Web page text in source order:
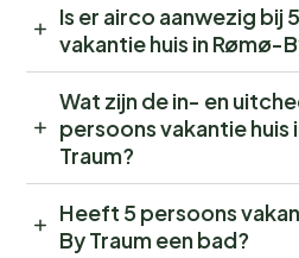
Is er airco aanwezig bij
vakantie huis in Rømø-
Wat zijn de in- en
persoons vakantie huis
Traum?
Heeft 5 persoons
By Traum een bad?